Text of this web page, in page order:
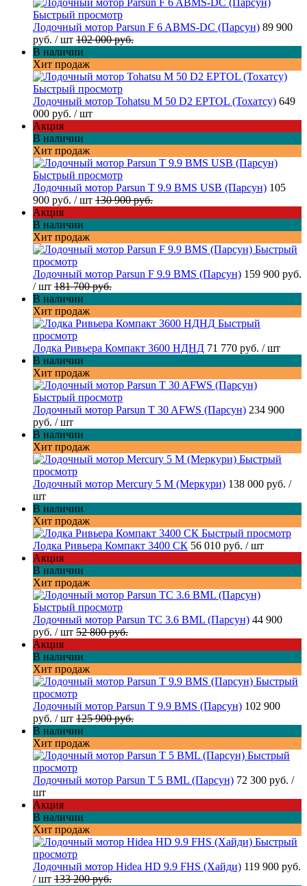
Быстрый просмотр
Лодочный мотор Parsun F 6 ABMS-DC (Парсун) 89 900
руб. / шт 102 000 руб.
В наличии
Хит продаж
Быстрый просмотр
Лодочный мотор Tohatsu M 50 D2 EPTOL (Тохатсу) 649
000 руб. / шт
Акция
В наличии
Хит продаж
Быстрый просмотр
Лодочный мотор Parsun T 9.9 BMS USB (Парсун) 105
900 руб. / шт 130 900 руб.
Акция
В наличии
Хит продаж
Быстрый
просмотр
Лодочный мотор Parsun F 9.9 BMS (Парсун) 159 900 руб.
/ шт 181 700 руб.
В наличии
Хит продаж
Быстрый
просмотр
Лодка Ривьера Компакт 3600 НДНД 71 770 руб. / шт
В наличии
Хит продаж
Быстрый просмотр
Лодочный мотор Parsun T 30 AFWS (Парсун) 234 900
руб. / шт
В наличии
Хит продаж
Быстрый
просмотр
Лодочный мотор Mercury 5 M (Меркури) 138 000 руб. /
шт
В наличии
Хит продаж
Быстрый просмотр
Лодка Ривьера Компакт 3400 СК 56 010 руб. / шт
Акция
В наличии
Хит продаж
Быстрый просмотр
Лодочный мотор Parsun TC 3.6 BML (Парсун) 44 900
руб. / шт 52 800 руб.
Акция
В наличии
Хит продаж
Быстрый
просмотр
Лодочный мотор Parsun T 9.9 BMS (Парсун) 102 900
руб. / шт 125 900 руб.
В наличии
Хит продаж
Быстрый
просмотр
Лодочный мотор Parsun T 5 BML (Парсун) 72 300 руб. /
шт
Акция
В наличии
Хит продаж
Быстрый
просмотр
Лодочный мотор Hidea HD 9.9 FHS (Хайди) 119 900 руб.
/ шт 133 200 руб.